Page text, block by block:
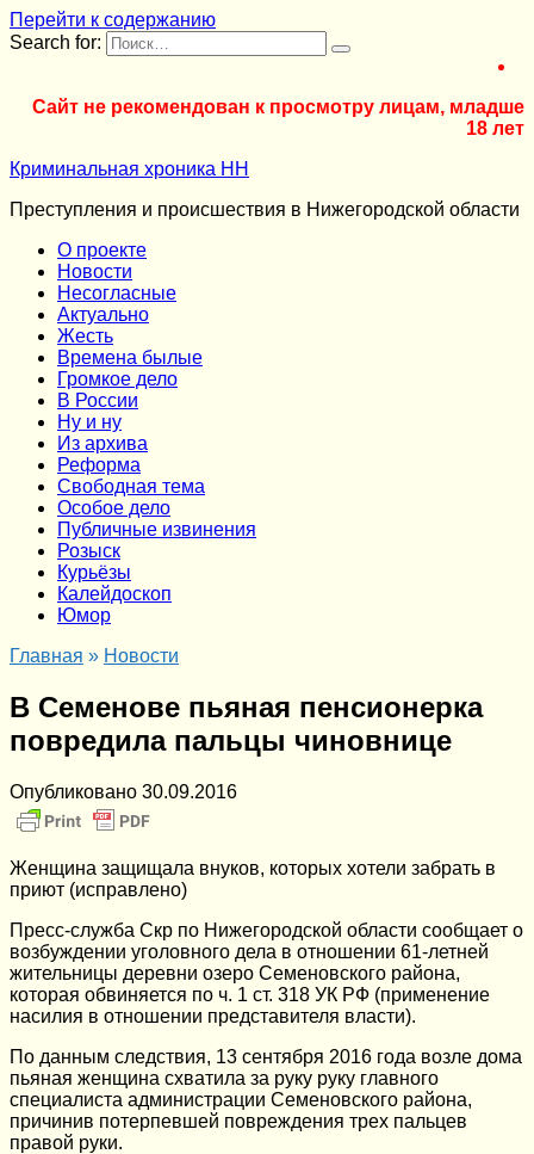
Перейти к содержанию
Search for:
Сайт не рекомендован к просмотру лицам, младше
18 лет
Криминальная хроника НН
Преступления и происшествия в Нижегородской области
О проекте
Новости
Несогласные
Актуально
Жесть
Времена былые
Громкое дело
В России
Ну и ну
Из архива
Реформа
Cвободная тема
Особое дело
Публичные извинения
Розыск
Курьёзы
Калейдоскоп
Юмор
Главная » Новости
В Семенове пьяная пенсионерка
повредила пальцы чиновнице
Опубликовано 30.09.2016
Женщина защищала внуков, которых хотели забрать в
приют (исправлено)
Пресс-служба Скр по Нижегородской области сообщает о
возбуждении уголовного дела в отношении 61-летней
жительницы деревни озеро Семеновского района,
которая обвиняется по ч. 1 ст. 318 УК РФ (применение
насилия в отношении представителя власти).
По данным следствия, 13 сентября 2016 года возле дома
пьяная женщина схватила за руку руку главного
специалиста администрации Семеновского района,
причинив потерпевшей повреждения трех пальцев
правой руки.